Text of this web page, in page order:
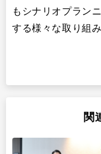
もシナリオプラン
する様々な取り組
関